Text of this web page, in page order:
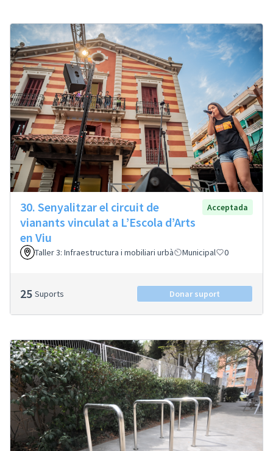
30. Senyalitzar el circuit de
vianants vinculat a L’Escola d’Arts
en Viu
Acceptada
Taller 3: Infraestructura i mobiliari urbà Municipal 0
25 Suports Donar suport